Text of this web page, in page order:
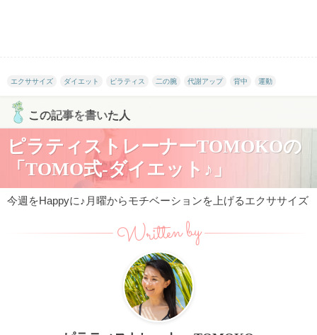
エクササイズ ダイエット ピラティス 二の腕 代謝アップ 背中 運動
この記事を書いた人
ピラティストレーナーTOMOKOの
「TOMO式-ダイエット♪」
今週をHappyに♪月曜からモチベーションを上げるエクササイズ
Written by